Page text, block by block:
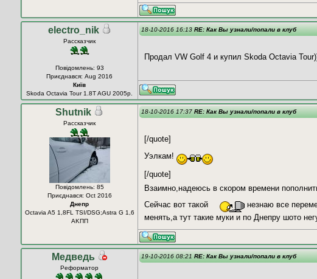
electro_nik
Рассказчик
Повідомлень: 93
Приєднався: Aug 2016
Київ
Skoda Octavia Tour 1.8T AGU 2005р.
18-10-2016 16:13 RE: Как Вы узнали/попали в клуб
Продал VW Golf 4 и купил Skoda Octavia
Shutnik
Рассказчик
Повідомлень: 85
Приєднався: Oct 2016
Днепр
Octavia A5 1,8FL TSI/DSG;Astra G 1,6
AKПП
18-10-2016 17:37 RE: Как Вы узнали/попали в клуб
[/quote]
Уэлкам!
[/quote]
Взаимно,надеюсь в скором времени
Сейчас вот такой
незнаю все
менять,а тут такие муки и по Днепру шото
Медведь
Реформатор
19-10-2016 08:21 RE: Как Вы узнали/попали в клуб